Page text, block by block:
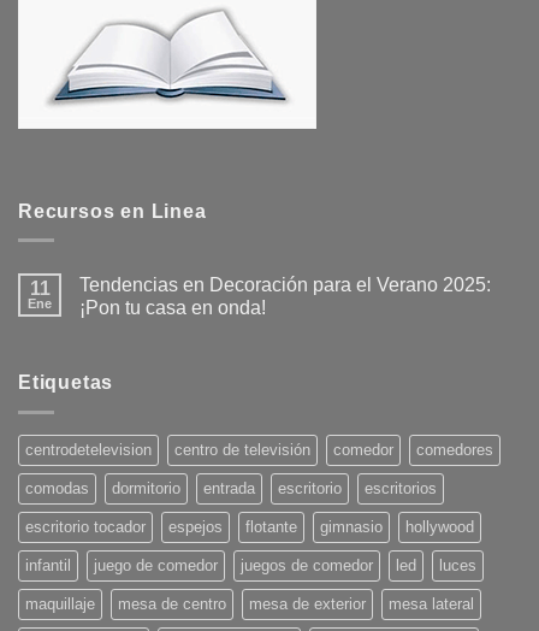
Recursos en Linea
11
Ene
Tendencias en Decoración para el Verano 2025:
¡Pon tu casa en onda!
en
para
el
Verano
2025:
¡Pon
tu
casa
en
onda!
Etiquetas
centrodetelevision centro de televisión comedor comedores
comodas dormitorio entrada escritorio escritorios
escritorio tocador espejos flotante gimnasio hollywood
infantil juego de comedor juegos de comedor led luces
maquillaje mesa de centro mesa de exterior mesa lateral